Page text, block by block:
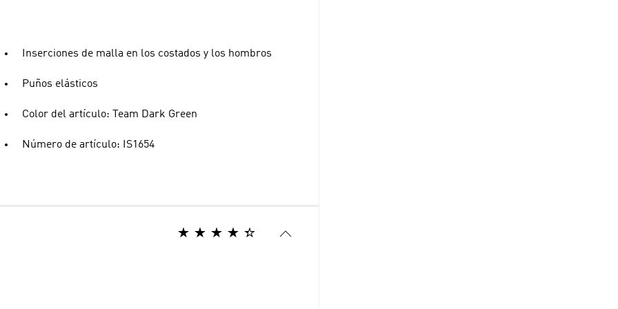
Inserciones de malla en los costados y los hombros
Puños elásticos
Color del artículo: Team Dark Green
Número de artículo: IS1654